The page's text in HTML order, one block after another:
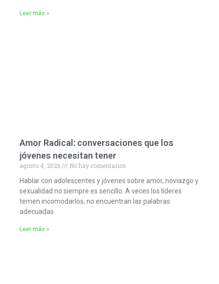
Leer más »
Amor Radical: conversaciones que los
jóvenes necesitan tener
agosto 4, 2026
No hay comentarios
Hablar con adolescentes y jóvenes sobre amor, noviazgo y
sexualidad no siempre es sencillo. A veces los líderes
temen incomodarlos, no encuentran las palabras
adecuadas
Leer más »